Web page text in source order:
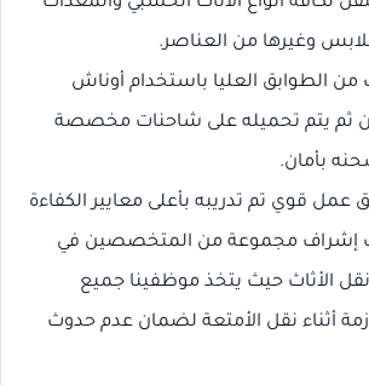
وغيرها من العناصر.
من الطوابق العليا باستخدام أوناش
ثم يتم تحميله على شاحنات مخصصة
بأمان.
عمل قوي تم تدريبه بأعلى معايير الكفاءة
إشراف مجموعة من المتخصصين في
الأثاث حيث يتخذ موظفينا جميع
أثناء نقل الأمتعة لضمان عدم حدوث